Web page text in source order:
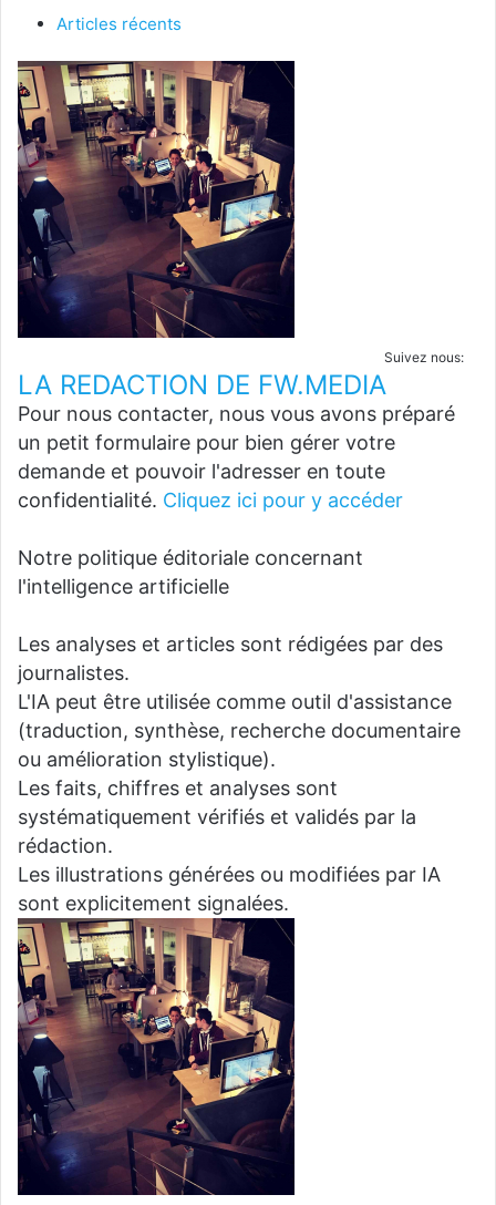
Articles récents
Suivez nous:
LA REDACTION DE FW.MEDIA
Pour nous contacter, nous vous avons préparé
un petit formulaire pour bien gérer votre
demande et pouvoir l'adresser en toute
confidentialité. Cliquez ici pour y accéder
Notre politique éditoriale concernant
l'intelligence artificielle
Les analyses et articles sont rédigées par des
journalistes.
L'IA peut être utilisée comme outil d'assistance
(traduction, synthèse, recherche documentaire
ou amélioration stylistique).
Les faits, chiffres et analyses sont
systématiquement vérifiés et validés par la
rédaction.
Les illustrations générées ou modifiées par IA
sont explicitement signalées.